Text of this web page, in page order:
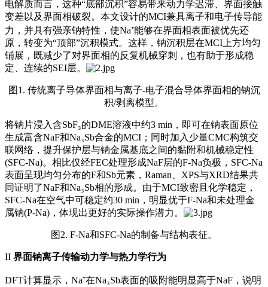
电解质而言，这种“底部沉积”容易带来动力学迟滞、界面接触
变差以及界面相破裂。本文设计的MCI兼具离子和电子传导能
力，并具有强亲钠特性，使Na⁺能够在界面相表面被优先还
原，转变为“顶部”沉积模式。这样，钠沉积层在MCI上方均匀
铺展，既减少了对界面相的反复机械穿刺，也有助于形成稳
定、连续的SEI层。
图1. 传统离子导体界面相与离子-电子混合导体界面相的钠沉
积/剥离模型。
将钠片浸入含SbF₃的DME溶液中约3 min，即可在钠表面原位
生成富含NaF和Na₃Sb合金的MCI；同时加入少量CMC构筑交
联网络，提升保护层与钠金属基底之间的黏附和机械稳定性
(SFC-Na)。相比仅经FEC处理形成NaF层的F-Na负极，SFC-Na
表面呈现均匀分布的F和Sb元素，Raman、XPS与XRD结果共
同证明了NaF和Na₃Sb相的形成。由于MCI致密且化学稳定，
SFC-Na在空气中可稳定约30 min，明显优于F-Na和未处理金
属钠(P-Na)，体现出更好的实际操作潜力。
图2. F-Na和SFC-Na的制备与结构表征。
II 界面钠离子传输动力学与热力学行为
DFT计算显示，Na⁺在Na₃Sb表面的吸附能明显高于NaF，说明